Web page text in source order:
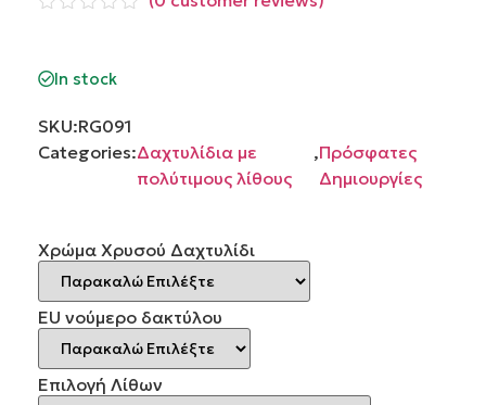
από
In stock
SKU:RG091
Categories:Δαχτυλίδια με
πολύτιμους λίθους
,Πρόσφατες
Δημιουργίες
Χρώμα Χρυσού Δαχτυλίδι
EU νούμερο δακτύλου
Επιλογή Λίθων